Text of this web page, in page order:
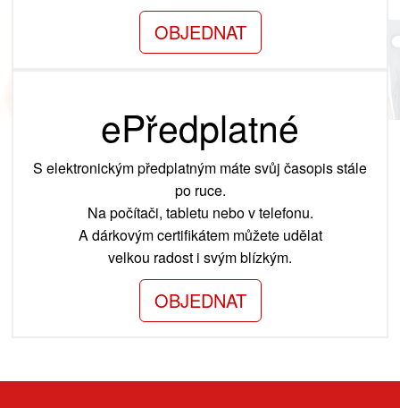
OBJEDNAT
ePředplatné
S elektronickým předplatným máte svůj časopis stále
po ruce.
Na počítači, tabletu nebo v telefonu.
A dárkovým certifikátem můžete udělat
velkou radost i svým blízkým.
OBJEDNAT